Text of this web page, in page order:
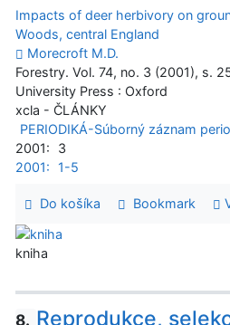
Impacts of deer herbivory on
Woods, central England
Morecroft M.D.
Forestry. Vol. 74, no. 3 (2001), s.
University Press : Oxford
xcla - ČLÁNKY
PERIODIKÁ-Súborný záznam
2001:
3
2001:
1-5
Do košíka Bookmark
kniha
8. Reprodukce,